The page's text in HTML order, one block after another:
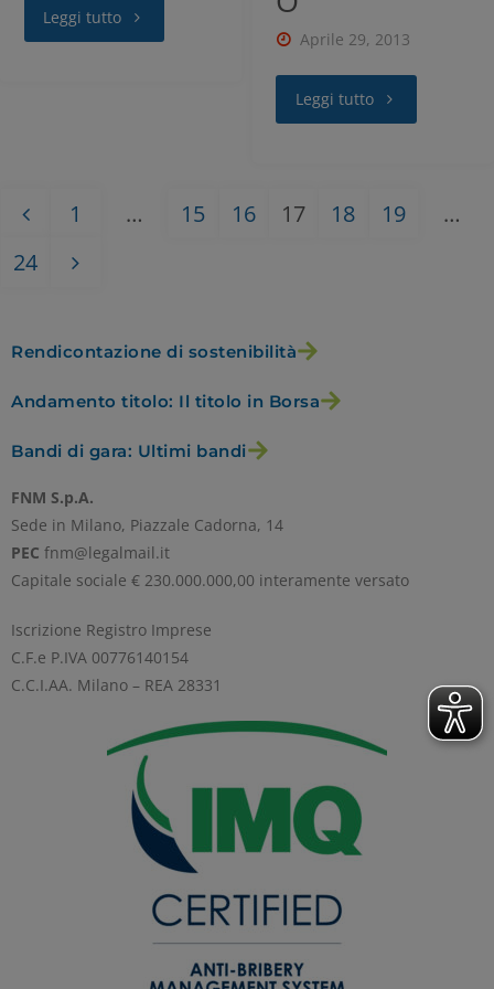
Aprile 29, 2013
Leggi tutto
Leggi tutto
1 … 15 16 17 18 19
…
24
Rendicontazione di sostenibilità
Andamento titolo: Il titolo in Borsa
Bandi di gara: Ultimi bandi
FNM S.p.A.
Sede in Milano, Piazzale Cadorna, 14
PEC fnm@legalmail.it
Capitale sociale € 230.000.000,00 interamente versato
Iscrizione Registro Imprese
C.F.e P.IVA 00776140154
C.C.I.AA. Milano – REA 28331
RIFIUTA TUTTI
GESTISCI I TUOI COOKIES